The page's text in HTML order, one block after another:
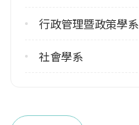
學系電話
行政管理暨政策學系
社會學系